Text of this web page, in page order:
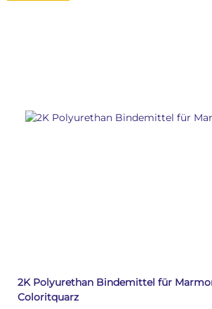
2K Polyurethan Bindemittel für
Coloritquarz